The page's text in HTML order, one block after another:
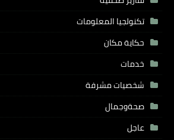
تكنولجيا المعلومات
حكاية مكان
خدمات
شخصيات مشرفة
صحةوجمال
عاجل